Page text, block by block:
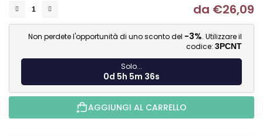
da €26,09
Non perdete l'opportunità di uno sconto del -3%. Utilizzare il
codice: 3PCNT
Solo...
0d 5h 5m 35s
AGGIUNGI AL CARRELLO